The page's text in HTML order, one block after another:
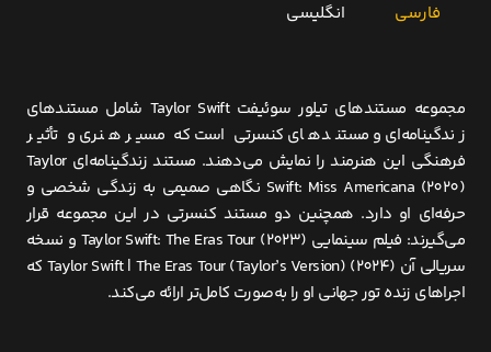
فارسی انگلیسی
مجموعه مستندهای تیلور سوئیفت Taylor Swift شامل مستندهای
زندگینامه‌ای و مستندهای کنسرتی است که مسیر هنری و تأثیر
فرهنگی این هنرمند را نمایش می‌دهند. مستند زندگینامه‌ای Taylor
Swift: Miss Americana (2020) نگاهی صمیمی به زندگی شخصی و
حرفه‌ای او دارد. همچنین دو مستند کنسرتی در این مجموعه قرار
می‌گیرند: فیلم سینمایی Taylor Swift: The Eras Tour (2023) و نسخه
سریالی آن Taylor Swift | The Eras Tour (Taylor’s Version) (2024) که
اجراهای زنده تور جهانی او را به‌صورت کامل‌تر ارائه می‌کند.